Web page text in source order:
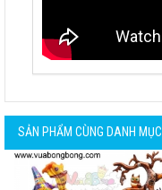
SẢN PHẨM CÙNG DANH MỤC